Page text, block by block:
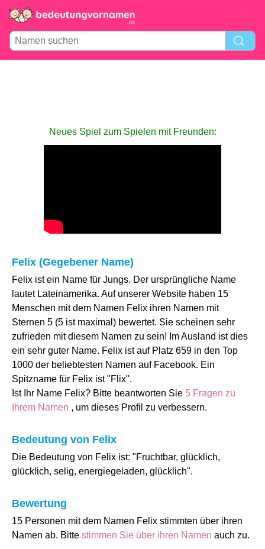
Neues Spiel zum Spielen mit Freunden:
Felix (Gegebener Name)
Felix ist ein Name für Jungs. Der ursprüngliche Name
lautet Lateinamerika. Auf unserer Website haben 15
Menschen mit dem Namen Felix ihren Namen mit
Sternen 5 (5 ist maximal) bewertet. Sie scheinen sehr
zufrieden mit diesem Namen zu sein! Im Ausland ist dies
ein sehr guter Name. Felix ist auf Platz 659 in den Top
1000 der beliebtesten Namen auf Facebook. Ein
Spitzname für Felix ist "Flix".
Ist Ihr Name Felix? Bitte beantworten Sie 5 Fragen zu
Ihrem Namen , um dieses Profil zu verbessern.
Bedeutung von Felix
Die Bedeutung von Felix ist: "Fruchtbar, glücklich,
glücklich, selig, energiegeladen, glücklich".
Bewertung
15 Personen mit dem Namen Felix stimmten über ihren
Namen ab. Bitte stimmen Sie über ihren Namen auch zu.